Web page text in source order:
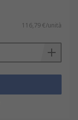
116,79 €/unità